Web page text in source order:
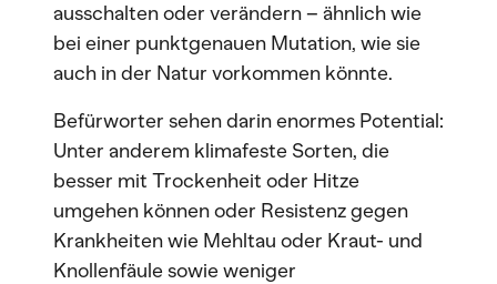
ausschalten oder verändern – ähnlich wie
bei einer punktgenauen Mutation, wie sie
auch in der Natur vorkommen könnte.
Befürworter sehen darin enormes Potential:
Unter anderem klimafeste Sorten, die
besser mit Trockenheit oder Hitze
umgehen können oder Resistenz gegen
Krankheiten wie Mehltau oder Kraut- und
Knollenfäule sowie weniger